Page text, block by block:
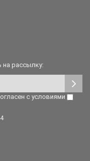
на рассылку:
с условиями